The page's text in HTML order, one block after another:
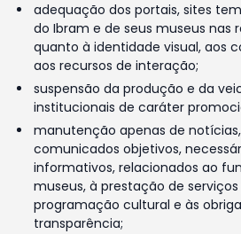
adequação dos portais, sites
do Ibram e de seus museus nas
quanto à identidade visual, aos
aos recursos de interação;
suspensão da produção e da
institucionais de caráter
manutenção apenas de
comunicados objetivos,
informativos, relacionados ao
museus, à prestação de serviços
programação cultural e às
transparência;